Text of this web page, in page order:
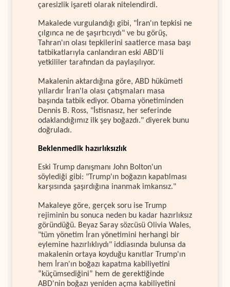
çaresizlik işareti olarak nitelendirdi.
Makalede vurgulandığı gibi, "İran'ın tepkisi ne
çılgınca ne de şaşırtıcıydı" ve bu görüş,
Tahran'ın olası tepkilerini saatlerce masa başı
tatbikatlarıyla canlandıran eski ABD'li
yetkililer tarafından da paylaşılıyor.
Makalenin aktardığına göre, ABD hükümeti
yıllardır İran'la olası çatışmaları masa
başında tatbik ediyor. Obama yönetiminden
Dennis B. Ross, "İstisnasız, her seferinde
odaklandığımız ilk şey boğazdı." diyerek bunu
doğruladı.
Beklenmedik hazırlıksızlık
Eski Trump danışmanı John Bolton'un
söylediği gibi: "Trump'ın boğazın kapatılması
karşısında şaşırdığına inanmak imkansız."
Makaleye göre, gerçek soru ise Trump
rejiminin bu sonuca neden bu kadar hazırlıksız
göründüğü. Beyaz Saray sözcüsü Olivia Wales,
"tüm yönetim İran yönetimini herhangi bir
eylemine hazırlıklıydı" iddiasında bulunsa da
makalenin ortaya koyduğu kanıtlar Trump'ın
hem İran'ın boğazı kapatma kabiliyetini
“küçümsediğini” hem de gerektiğinde
ABD'nin boğazı yeniden açma kabiliyetini